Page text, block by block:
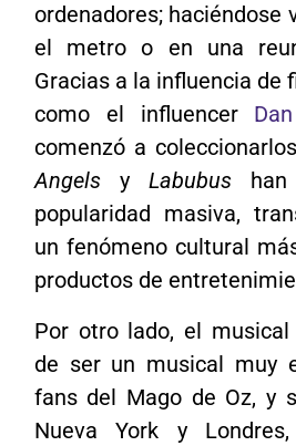
ordenadores; haciéndose
el metro o en una
Gracias a la influencia de
como el influencer
comenzó a
Angelsy Labubushan
popularidad masiva,
un fenómeno cultural
productos de
Por otro lado, el musical
de ser un musical muy
fans del Mago de Oz, y
Nueva York y